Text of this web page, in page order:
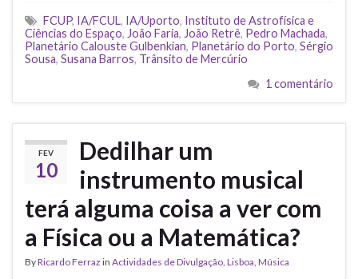
FCUP, IA/FCUL, IA/Uporto, Instituto de Astrofísica e
Ciências do Espaço, João Faria, João Retrê, Pedro Machada,
Planetário Calouste Gulbenkian, Planetário do Porto, Sérgio
Sousa, Susana Barros, Trânsito de Mercúrio
1 comentário
FEV
10
Dedilhar um
instrumento musical
terá alguma coisa a ver com
a Física ou a Matemática?
ByRicardo Ferraz in Actividades de Divulgação, Lisboa, Música